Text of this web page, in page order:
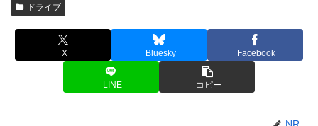
ドライブ
X Bluesky Facebook
LINE コピー